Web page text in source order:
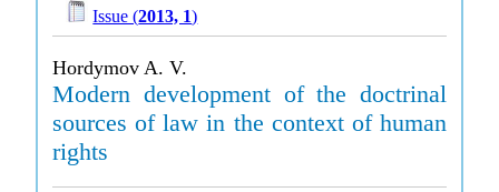
Issue (2013, 1)
Hordymov A. V.
Modern development of the doctrinal
sources of law in the context of human
rights